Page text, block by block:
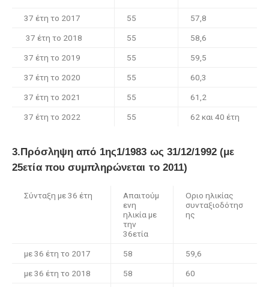
37 έτη το 2017 55 57,8
37 έτη το 2018 55 58,6
37 έτη το 2019 55 59,5
37 έτη το 2020 55 60,3
37 έτη το 2021 55 61,2
37 έτη το 2022 55 62 και 40 έτη
3.Πρόσληψη από 1ης1/1983 ως 31/12/1992 (με
25ετία που συμπληρώνεται το 2011)
Σύνταξη με 36 έτη
Απαιτούμ
ενη
ηλικία με
την
36ετία
Οριο ηλικίας
συνταξιοδότησ
ης
με 36 έτη το 2017 58 59,6
με 36 έτη το 2018 58 60